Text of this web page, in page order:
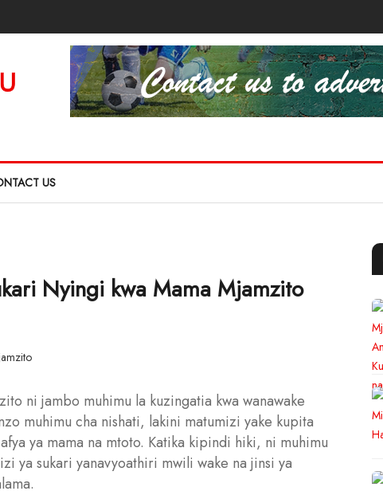
US
Nyingi kwa Mama Mjamzito
ni jambo muhimu la kuzingatia kwa wanawake
muhimu cha nishati, lakini matumizi yake kupita
ya mama na mtoto. Katika kipindi hiki, ni muhimu
ya sukari yanavyoathiri mwili wake na jinsi ya